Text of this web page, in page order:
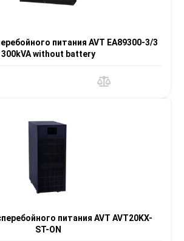
питания AVT EA89300-3/3
300kVA without battery
питания AVT AVT20KX-
ST-ON